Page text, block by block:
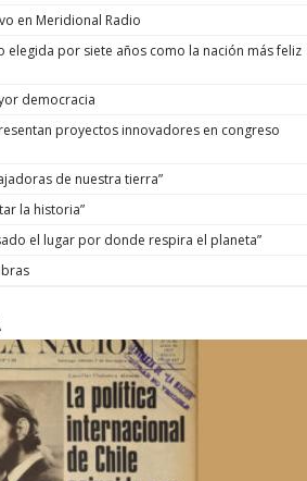
en Meridional Radio
elegida por siete años como la nación más feliz
democracia
proyectos innovadores en congreso
de nuestra tierra”
la historia”
el lugar por donde respira el planeta”